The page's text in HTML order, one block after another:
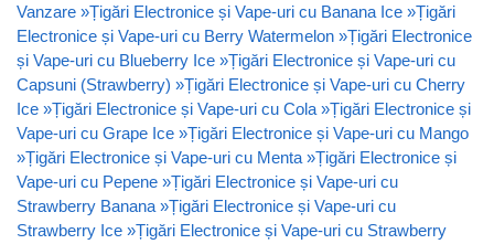
Vanzare »Țigări Electronice și Vape-uri cu Banana Ice »Țigări
Electronice și Vape-uri cu Berry Watermelon »Țigări Electronice
și Vape-uri cu Blueberry Ice »Țigări Electronice și Vape-uri cu
Capsuni (Strawberry) »Țigări Electronice și Vape-uri cu Cherry
Ice »Țigări Electronice și Vape-uri cu Cola »Țigări Electronice și
Vape-uri cu Grape Ice »Țigări Electronice și Vape-uri cu Mango
»Țigări Electronice și Vape-uri cu Menta »Țigări Electronice și
Vape-uri cu Pepene »Țigări Electronice și Vape-uri cu
Strawberry Banana »Țigări Electronice și Vape-uri cu
Strawberry Ice »Țigări Electronice și Vape-uri cu Strawberry